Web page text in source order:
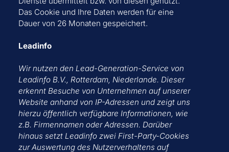
Das Cookie und Ihre Daten werden für eine
Dauer von 26 Monaten gespeichert.
Leadinfo
Wir nutzen den Lead-Generation-Service von
Leadinfo B.V., Rotterdam, Niederlande. Dieser
erkennt Besuche von Unternehmen auf unserer
Website anhand von IP-Adressen und zeigt uns
hierzu öffentlich verfügbare Informationen, wie
z.B. Firmennamen oder Adressen. Darüber
hinaus setzt Leadinfo zwei First-Party-Cookies
zur Auswertung des Nutzerverhaltens auf